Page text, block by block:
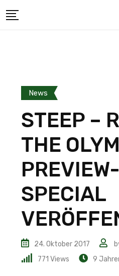
News
STEEP –
THE
PREVIEW-
SPECIAL
24. Oktober 2017
771 Views 9